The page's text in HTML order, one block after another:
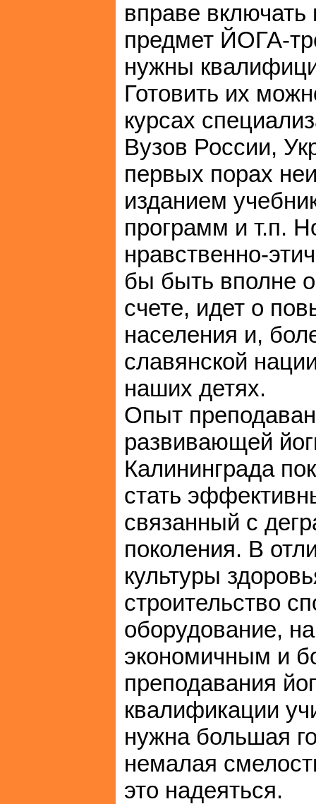
вправе включать
предмет ЙОГА-
нужны
Готовить их
курсах
Вузов России,
первых порах
изданием
программ и т.п.
нравственно-
бы быть вполне
счете, идет о
населения и,
славянской
наших детях.
Опыт
развивающей
Калининграда
стать
связанный с
поколения. В
культуры
строительство
оборудование,
экономичным и
преподавания
квалификации
нужна большая
немалая
это надеяться.